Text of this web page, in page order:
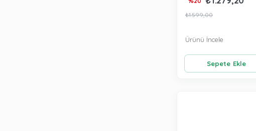
₺1.599,00
Sepete Ekle
Ürünü İncele